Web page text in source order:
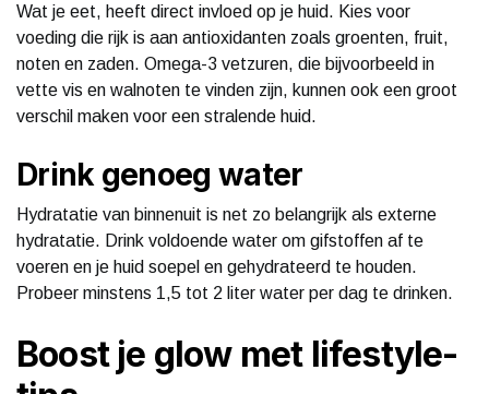
Wat je eet, heeft direct invloed op je huid. Kies voor
voeding die rijk is aan antioxidanten zoals groenten, fruit,
noten en zaden. Omega-3 vetzuren, die bijvoorbeeld in
vette vis en walnoten te vinden zijn, kunnen ook een groot
verschil maken voor een stralende huid.
Drink genoeg water
Hydratatie van binnenuit is net zo belangrijk als externe
hydratatie. Drink voldoende water om gifstoffen af te
voeren en je huid soepel en gehydrateerd te houden.
Probeer minstens 1,5 tot 2 liter water per dag te drinken.
Boost je glow met lifestyle-